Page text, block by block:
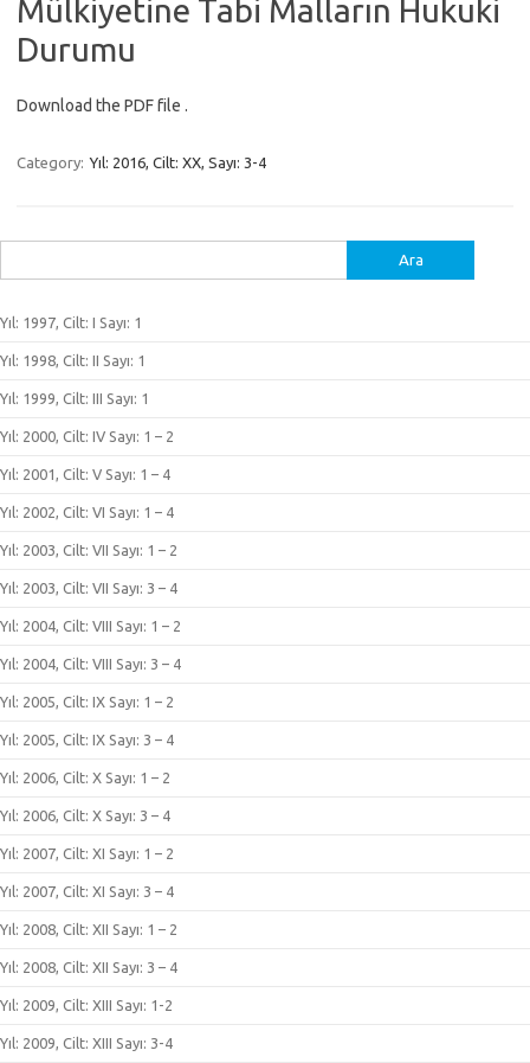
Mülkiyetine Tabi Malların Hukuki
Durumu
Download the PDF file .
Category: Yıl: 2016, Cilt: XX, Sayı: 3-4
Yıl: 1997, Cilt: I Sayı: 1
Yıl: 1998, Cilt: II Sayı: 1
Yıl: 1999, Cilt: III Sayı: 1
Yıl: 2000, Cilt: IV Sayı: 1 – 2
Yıl: 2001, Cilt: V Sayı: 1 – 4
Yıl: 2002, Cilt: VI Sayı: 1 – 4
Yıl: 2003, Cilt: VII Sayı: 1 – 2
Yıl: 2003, Cilt: VII Sayı: 3 – 4
Yıl: 2004, Cilt: VIII Sayı: 1 – 2
Yıl: 2004, Cilt: VIII Sayı: 3 – 4
Yıl: 2005, Cilt: IX Sayı: 1 – 2
Yıl: 2005, Cilt: IX Sayı: 3 – 4
Yıl: 2006, Cilt: X Sayı: 1 – 2
Yıl: 2006, Cilt: X Sayı: 3 – 4
Yıl: 2007, Cilt: XI Sayı: 1 – 2
Yıl: 2007, Cilt: XI Sayı: 3 – 4
Yıl: 2008, Cilt: XII Sayı: 1 – 2
Yıl: 2008, Cilt: XII Sayı: 3 – 4
Yıl: 2009, Cilt: XIII Sayı: 1-2
Yıl: 2009, Cilt: XIII Sayı: 3-4